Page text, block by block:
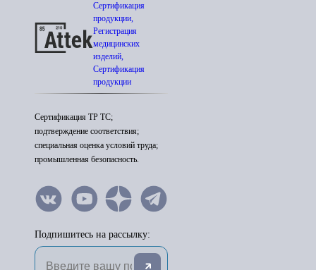
Сертификация
продукции,
Регистрация
медицинских
изделий,
Сертификация
продукции
Сертификация ТР ТС;
подтверждение соответствия;
специальная оценка условий труда;
промышленная безопасность.
Подпишитесь на рассылку: